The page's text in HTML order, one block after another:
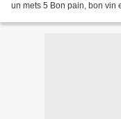
un mets 5 Bon pain, bon vin